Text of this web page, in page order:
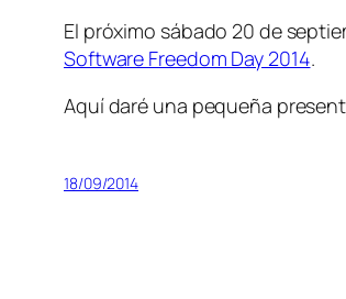
El próximo sábado 20 de
Software Freedom Day 2014.
Aquí daré una pequeña
18/09/2014